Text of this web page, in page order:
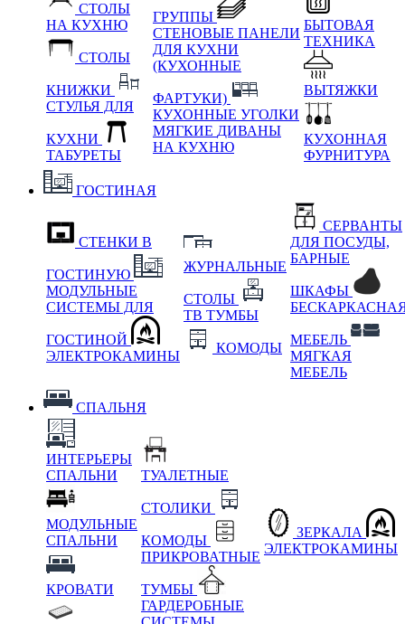
СТОЛЫ
НА КУХНЮ
СТОЛЫ
КНИЖКИ
СТУЛЬЯ ДЛЯ
КУХНИ
ТАБУРЕТЫ
ГРУППЫ
СТЕНОВЫЕ ПАНЕЛИ
ДЛЯ КУХНИ
(КУХОННЫЕ
ФАРТУКИ)
КУХОННЫЕ УГОЛКИ
МЯГКИЕ ДИВАНЫ
НА КУХНЮ
БЫТОВАЯ
ТЕХНИКА
ВЫТЯЖКИ
КУХОННАЯ
ФУРНИТУРА
ГОСТИНАЯ
СТЕНКИ В
ГОСТИНУЮ
МОДУЛЬНЫЕ
СИСТЕМЫ ДЛЯ
ГОСТИНОЙ
ЭЛЕКТРОКАМИНЫ
ЖУРНАЛЬНЫЕ
СТОЛЫ
ТВ ТУМБЫ
КОМОДЫ
СЕРВАНТЫ
ДЛЯ ПОСУДЫ,
БАРНЫЕ
ШКАФЫ
МЕБЕЛЬ
МЯГКАЯ
МЕБЕЛЬ
СПАЛЬНЯ
ИНТЕРЬЕРЫ
СПАЛЬНИ
МОДУЛЬНЫЕ
СПАЛЬНИ
КРОВАТИ
ТУАЛЕТНЫЕ
СТОЛИКИ
КОМОДЫ
ПРИКРОВАТНЫЕ
ТУМБЫ
ГАРДЕРОБНЫЕ
ЗЕРКАЛА
ЭЛЕКТРОКАМИНЫ